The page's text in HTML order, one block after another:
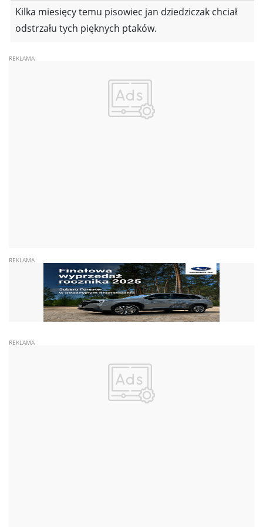
Kilka miesięcy temu pisowiec jan dziedziczak chciał
odstrzału tych pięknych ptaków.